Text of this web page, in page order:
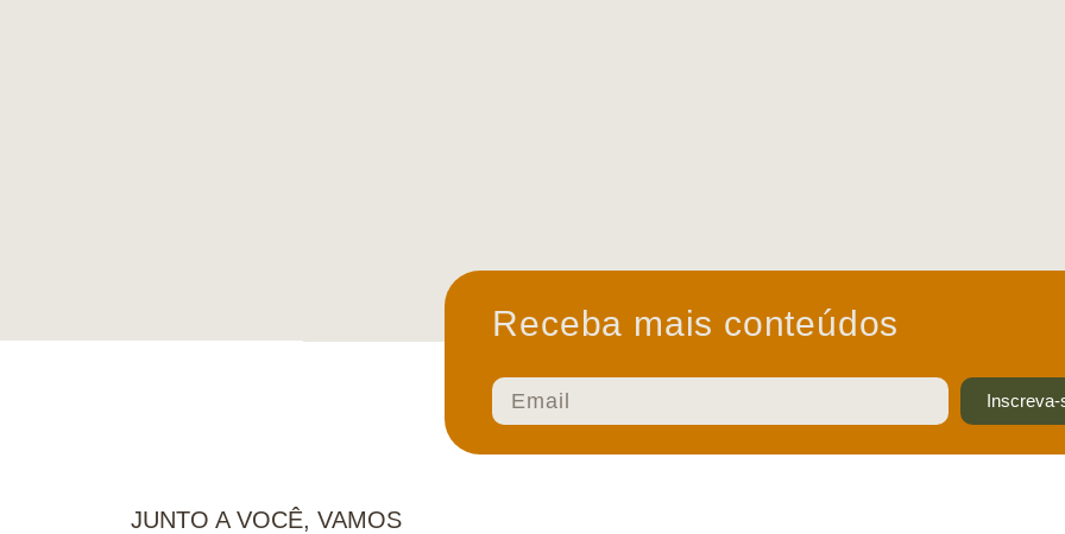
Receba mais conteúdos
Inscreva-
JUNTO A VOCÊ, VAMOS